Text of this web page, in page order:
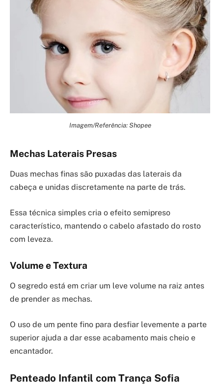
Imagem/Referência: Shopee
Mechas Laterais Presas
Duas mechas finas são puxadas das laterais da
cabeça e unidas discretamente na parte de trás.
Essa técnica simples cria o efeito semipreso
característico, mantendo o cabelo afastado do rosto
com leveza.
Volume e Textura
O segredo está em criar um leve volume na raiz antes
de prender as mechas.
O uso de um pente fino para desfiar levemente a parte
superior ajuda a dar esse acabamento mais cheio e
encantador.
Penteado Infantil com Trança Sofia